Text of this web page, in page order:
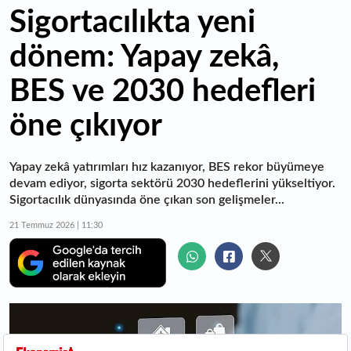
Sigortacılıkta yeni
dönem: Yapay zekâ,
BES ve 2030 hedefleri
öne çıkıyor
Yapay zekâ yatırımları hız kazanıyor, BES rekor büyümeye
devam ediyor, sigorta sektörü 2030 hedeflerini yükseltiyor.
Sigortacılık dünyasında öne çıkan son gelişmeler...
21 Temmuz 2026 | 11:30